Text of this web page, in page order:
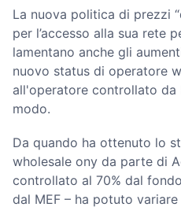
La nuova politica di prezzi
per l’accesso alla sua rete
lamentano anche gli
nuovo status di operatore
all'operatore controllato da
modo.
Da quando ha ottenuto lo
wholesale ony da parte di
controllato al 70% dal
dal MEF – ha potuto